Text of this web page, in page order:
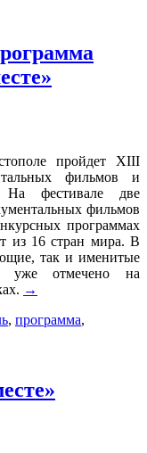
пройдет XIII
фильмов и
На фестивале две
фильмов
программах
из 16 стран мира. В
так и именитые
уже отмечено на
→
, программа,